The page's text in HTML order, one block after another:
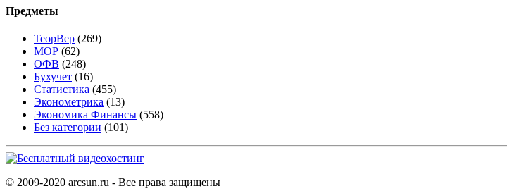
Предметы
ТеорВер (269)
МОР (62)
ОФВ (248)
Бухучет (16)
Статистика (455)
Эконометрика (13)
Экономика Финансы (558)
Без категории (101)
© 2009-2020 arcsun.ru - Все права защищены